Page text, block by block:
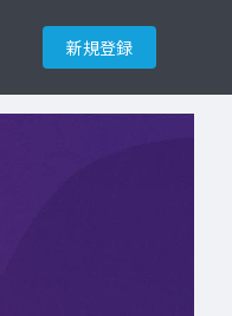
新規登録